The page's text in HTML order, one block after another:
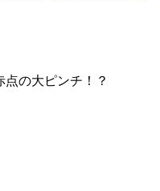
の大ピンチ！？